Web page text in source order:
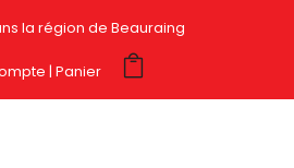
la région de Beauraing
Panier